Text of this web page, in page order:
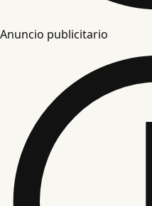
Anuncio publicitario